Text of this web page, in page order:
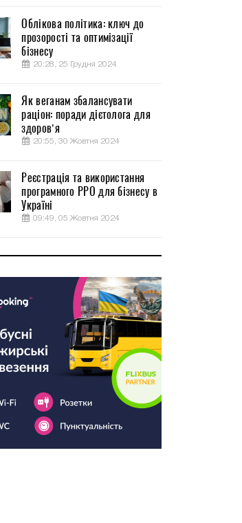
Облікова політика: ключ до
прозорості та оптимізації
бізнесу
20:28, 25 Грудня 2024
Як веганам збалансувати
раціон: поради дієтолога для
здоров’я
20:55, 30 Жовтня 2024
Реєстрація та використання
програмного РРО для бізнесу в
Україні
09:49, 05 Жовтня 2024